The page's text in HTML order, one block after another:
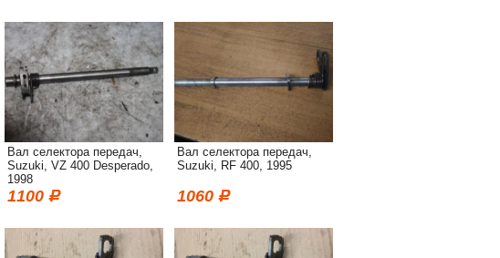
Вал селектора передач,
Suzuki, VZ 400 Desperado,
1998
1100
Вал селектора передач,
Suzuki, RF 400, 1995
1060